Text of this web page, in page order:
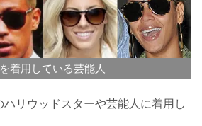
着用している芸能人
リウッドスターや芸能人に着用し